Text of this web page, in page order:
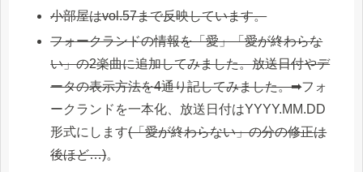
小部屋はvol.57まで反映しています。
フォークランドの情報を「愛」「愛が終わらな
い」の2楽曲に追加してみました。放送日付やデ
ータの表示方法を4通り記してみました。➡フォ
ークランドを一本化、放送日付はYYYY.MM.DD
形式にします(「愛が終わらない」の分の修正は
後ほど…)。